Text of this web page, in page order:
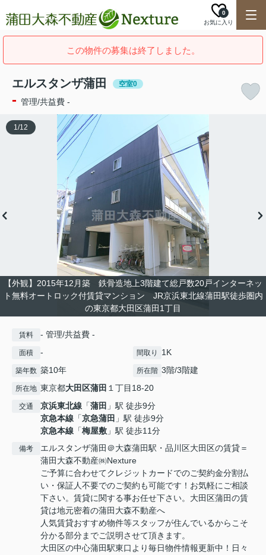
お気に入り
0
この物件の募集は終了しました。
エルスタンザ蒲田 空室0
- 管理/共益費 -
【外観】2015年12月築 鉄骨造地上3階建て総戸数20戸インターネッ
ト無料オートロック付賃貸マンション JR京浜東北線蒲田駅徒歩圏内
の東京都大田区蒲田1丁目
1/12
賃料 - 管理/共益費 -
面積 - 間取り 1K
築年数 築10年 所在階 3階/3階建
所在地 東京都大田区蒲田 １丁目18-20
交通 京浜東北線 「蒲田 」駅 徒歩9分
京急本線 「京急蒲田 」駅 徒歩9分
京急本線 「梅屋敷 」駅 徒歩11分
備考
エルスタンザ蒲田＠大森蒲田駅・品川区大田区の賃貸＝
蒲田大森不動産㈱Nexture
ご予算に合わせてクレジットカードでのご契約金分割払
い・保証人不要でのご契約も可能です！お気軽にご相談
下さい。賃貸に関する事お任せ下さい。大田区蒲田の賃
貸は地元密着の蒲田大森不動産へ
人気賃貸おすすめ物件等スタッフが住んでいるからこそ
分かる部分までご説明させて頂きます。
大田区の中心蒲田駅東口より毎日物件情報更新中！日々